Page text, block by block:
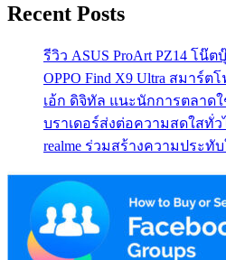
Recent Posts
รีวิว ASUS ProArt PZ14 โน๊
OPPO Find X9 Ultra สมาร์
เอ้ก ดิจิทัล แนะนักการตลาดใ
บราเดอร์ส่งต่อความสดใสทั่
realme ร่วมสร้างความประทั